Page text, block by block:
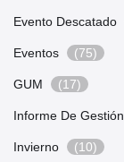
Evento Descatado
Eventos (75)
GUM (17)
Informe De Gestión
Invierno (10)